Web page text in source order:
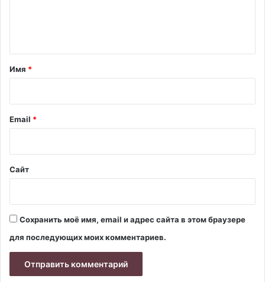
а
й
Имя *
Email *
Сайт
Сохранить моё имя, email и адрес сайта в этом браузере
для последующих моих комментариев.